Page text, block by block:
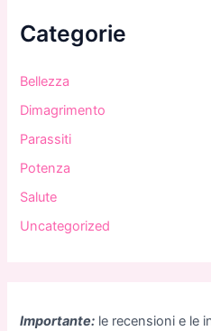
Categorie
Bellezza
Dimagrimento
Parassiti
Potenza
Salute
Uncategorized
Importante: le recensioni e le